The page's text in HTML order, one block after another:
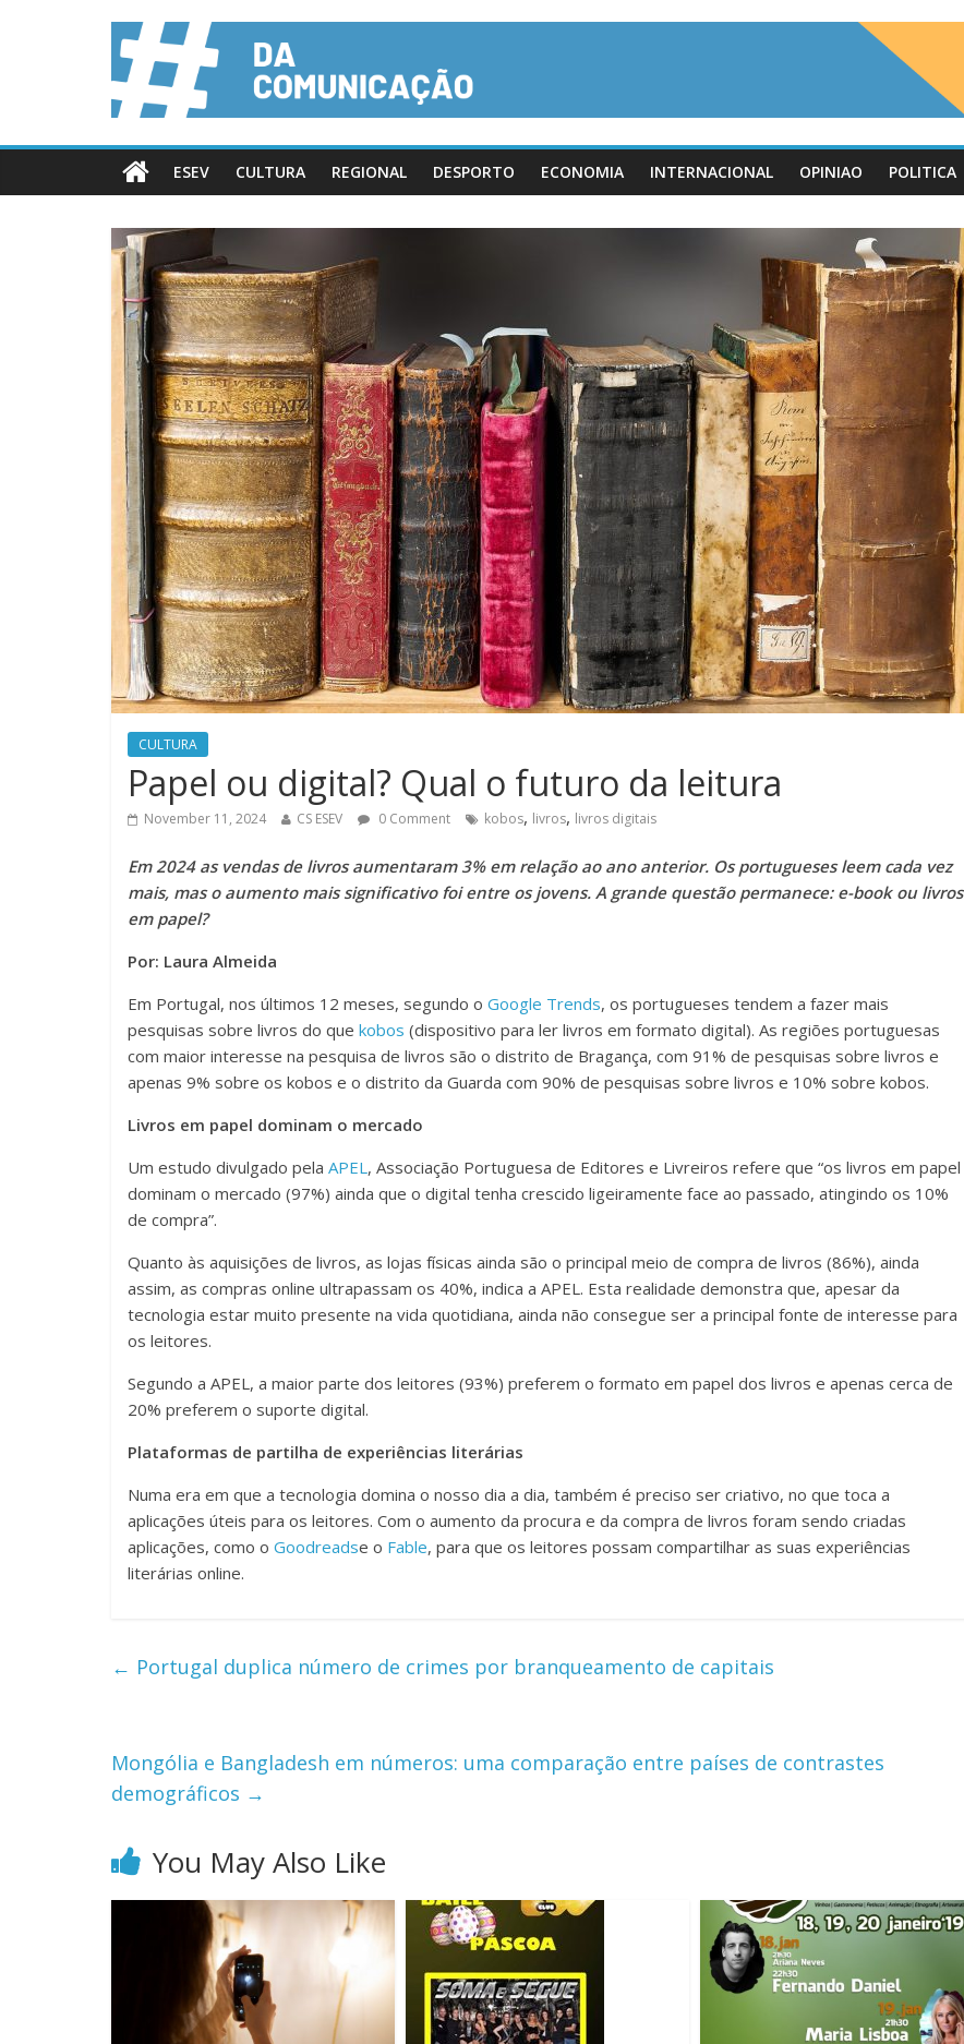
ESEV CULTURA REGIONAL DESPORTO ECONOMIA INTERNACIONAL OPINIAO POLITICA
CULTURA
Papel ou digital? Qual o futuro da leitura
November 11, 2024 CS ESEV 0 Comment kobos, livros, livros digitais
Em 2024 as vendas de livros aumentaram 3% em relação ao ano anterior. Os portugueses leem cada vez
mais, mas o aumento mais significativo foi entre os jovens. A grande questão permanece: e-book ou livros
em papel?
Por: Laura Almeida
Em Portugal, nos últimos 12 meses, segundo o Google Trends, os portugueses tendem a fazer mais
pesquisas sobre livros do que kobos (dispositivo para ler livros em formato digital). As regiões portuguesas
com maior interesse na pesquisa de livros são o distrito de Bragança, com 91% de pesquisas sobre livros e
apenas 9% sobre os kobos e o distrito da Guarda com 90% de pesquisas sobre livros e 10% sobre kobos.
Livros em papel dominam o mercado
Um estudo divulgado pela APEL , Associação Portuguesa de Editores e Livreiros refere que “os livros em papel
dominam o mercado (97%) ainda que o digital tenha crescido ligeiramente face ao passado, atingindo os 10%
de compra”.
Quanto às aquisições de livros, as lojas físicas ainda são o principal meio de compra de livros (86%), ainda
assim, as compras online ultrapassam os 40%, indica a APEL. Esta realidade demonstra que, apesar da
tecnologia estar muito presente na vida quotidiana, ainda não consegue ser a principal fonte de interesse para
os leitores.
Segundo a APEL, a maior parte dos leitores (93%) preferem o formato em papel dos livros e apenas cerca de
20% preferem o suporte digital.
Plataformas de partilha de experiências literárias
Numa era em que a tecnologia domina o nosso dia a dia, também é preciso ser criativo, no que toca a
aplicações úteis para os leitores. Com o aumento da procura e da compra de livros foram sendo criadas
aplicações, como o Goodreadse o Fable, para que os leitores possam compartilhar as suas experiências
literárias online.
← Portugal duplica número de crimes por branqueamento de capitais
Mongólia e Bangladesh em números: uma comparação entre países de contrastes
demográficos →
You May Also Like